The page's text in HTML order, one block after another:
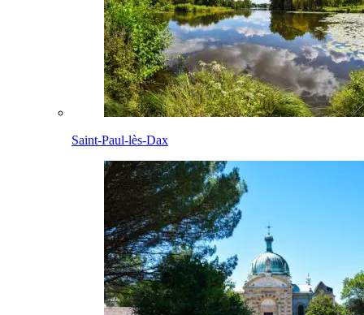
Saint-Paul-lès-Dax